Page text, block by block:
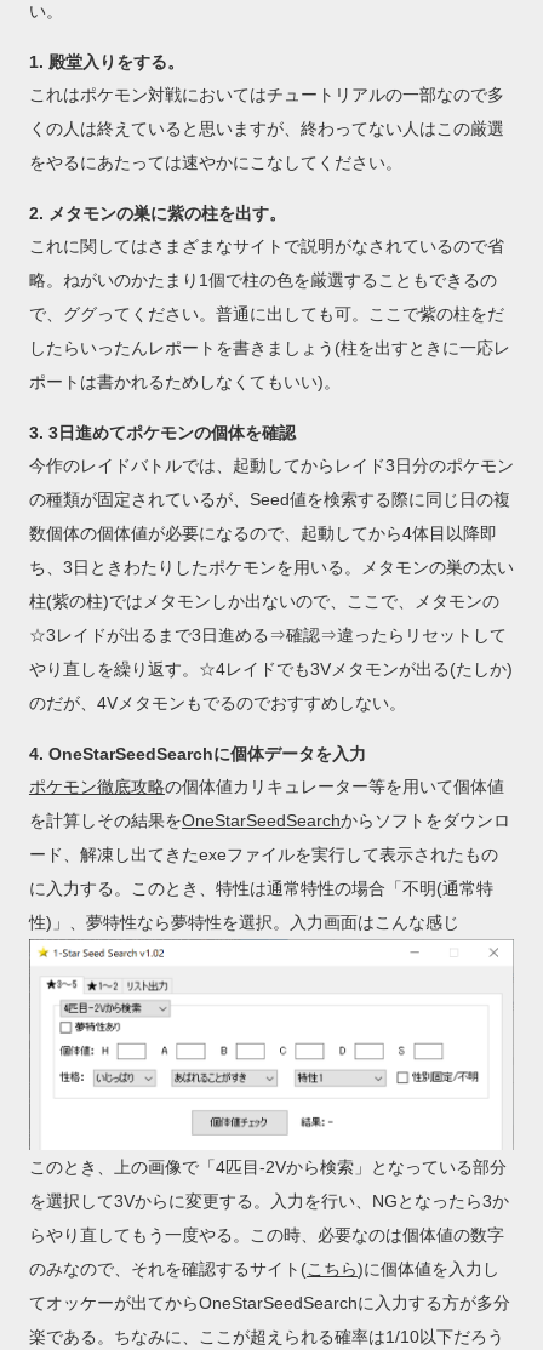
い。
1. 殿堂入りをする。
これはポケモン対戦においてはチュートリアルの一部なので多
くの人は終えていると思いますが、終わってない人はこの厳選
をやるにあたっては速やかにこなしてください。
2. メタモンの巣に紫の柱を出す。
これに関してはさまざまなサイトで説明がなされているので省
略。ねがいのかたまり1個で柱の色を厳選することもできるの
で、ググってください。普通に出しても可。ここで紫の柱をだ
したらいったんレポートを書きましょう(柱を出すときに一応レ
ポートは書かれるためしなくてもいい)。
3. 3日進めてポケモンの個体を確認
今作のレイドバトルでは、起動してからレイド3日分のポケモン
の種類が固定されているが、Seed値を検索する際に同じ日の複
数個体の個体値が必要になるので、起動してから4体目以降即
ち、3日ときわたりしたポケモンを用いる。メタモンの巣の太い
柱(紫の柱)ではメタモンしか出ないので、ここで、メタモンの
☆3レイドが出るまで3日進める⇒確認⇒違ったらリセットして
やり直しを繰り返す。☆4レイドでも3Vメタモンが出る(たしか)
のだが、4Vメタモンもでるのでおすすめしない。
4. OneStarSeedSearchに個体データを入力
ポケモン徹底攻略の個体値カリキュレーター等を用いて個体値
を計算しその結果をOneStarSeedSearchからソフトをダウンロ
ード、解凍し出てきたexeファイルを実行して表示されたもの
に入力する。このとき、特性は通常特性の場合「不明(通常特
性)」、夢特性なら夢特性を選択。入力画面はこんな感じ
このとき、上の画像で「4匹目-2Vから検索」となっている部分
を選択して3Vからに変更する。入力を行い、NGとなったら3か
らやり直してもう一度やる。この時、必要なのは個体値の数字
のみなので、それを確認するサイト(こちら)に個体値を入力し
てオッケーが出てからOneStarSeedSearchに入力する方が多分
楽である。ちなみに、ここが超えられる確率は1/10以下だろう